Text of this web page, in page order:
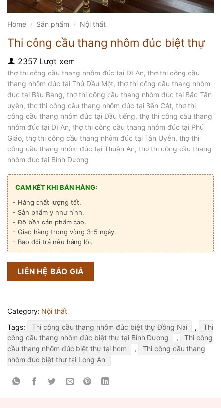
Home / Sản phẩm / Nội thất
Thi công cầu thang nhôm đúc biệt thự
2357 Lượt xem
thợ thi công cầu thang nhôm đúc tại Dĩ An, thợ thi công cầu
thang nhôm đúc tại Thủ Dầu Một, thợ thi công cầu thang nhôm
đúc tại Bàu Bàng, thợ thi công cầu thang nhôm đúc tại Bắc Tân
uyên, thợ thi công cầu thang nhôm đúc tại Bến Cát, thợ thi
công cầu thang nhôm đúc tại Dầu tiếng, thợ thi công cầu thang
nhôm đúc tại Dĩ An, thợ thi công cầu thang nhôm đúc tại Phú
Giáo, thợ thi công cầu thang nhôm đúc tại Tân Uyên, thợ thi
công cầu thang nhôm đúc tại Thuận An, thợ thi công cầu thang
nhôm đúc tại Bình Dương
CAM KẾT KHI BÁN HÀNG:
- Hàng chất lượng tốt.
- Sản phẩm y như hình.
- Độ bền sản phẩm cao.
- Giao hàng trong vòng 3-5 ngày.
- Bao đổi trả nếu hàng lỗi.
LIÊN HỆ BÁO GIÁ
Category: Nội thất
Tags:
Thi công cầu thang nhôm đúc biệt thự Đồng Nai ,
Thi
công cầu thang nhôm đúc biệt thự tại Bình Dương
,
Thi công
cầu thang nhôm đúc biệt thự tại hcm
,
Thi công cầu thang
nhôm đúc biệt thự tại Long An'